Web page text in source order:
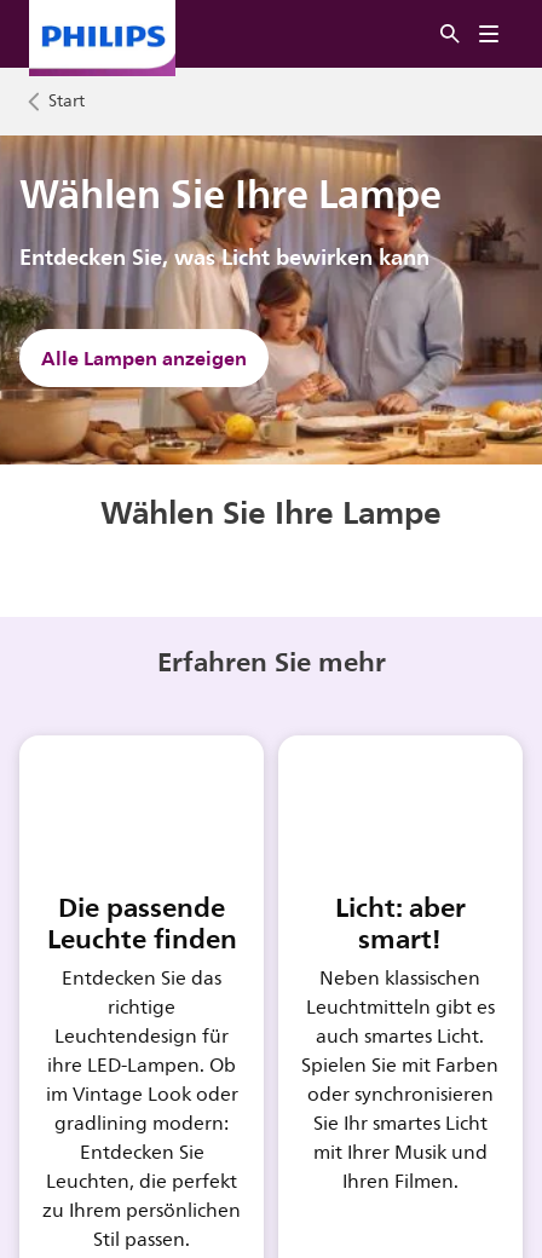
Start
Wählen Sie Ihre Lampe
Entdecken Sie, was Licht bewirken kann
Alle Lampen anzeigen
Wählen Sie Ihre Lampe
Erfahren Sie mehr
Die passende
Leuchte finden
Entdecken Sie das
richtige
Leuchtendesign für
ihre LED-Lampen. Ob
im Vintage Look oder
gradlining modern:
Entdecken Sie
Leuchten, die perfekt
zu Ihrem persönlichen
Stil passen.
Licht: aber
smart!
Neben klassischen
Leuchtmitteln gibt es
auch smartes Licht.
Spielen Sie mit Farben
oder synchronisieren
Sie Ihr smartes Licht
mit Ihrer Musik und
Ihren Filmen.